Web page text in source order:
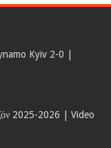
Kyiv 2-0 |
2025-2026 | Video